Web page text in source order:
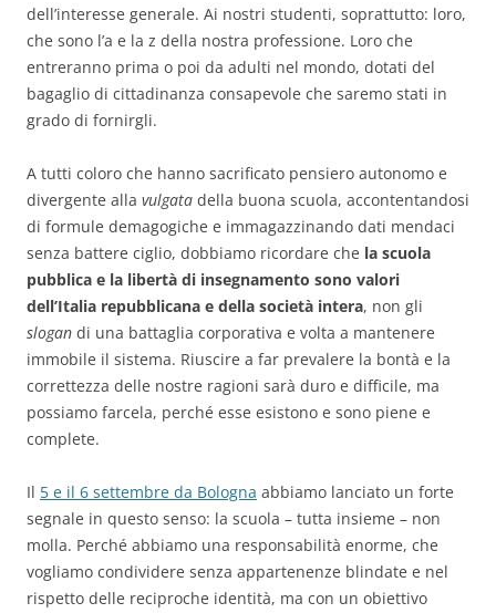
dell’interesse generale. Ai nostri studenti, soprattutto: loro,
che sono l’a e la z della nostra professione. Loro che
entreranno prima o poi da adulti nel mondo, dotati del
bagaglio di cittadinanza consapevole che saremo stati in
grado di fornirgli.
A tutti coloro che hanno sacrificato pensiero autonomo e
divergente alla vulgata della buona scuola, accontentandosi
di formule demagogiche e immagazzinando dati mendaci
senza battere ciglio, dobbiamo ricordare che la scuola
pubblica e la libertà di insegnamento sono valori
dell’Italia repubblicana e della società intera, non gli
slogan di una battaglia corporativa e volta a mantenere
immobile il sistema. Riuscire a far prevalere la bontà e la
correttezza delle nostre ragioni sarà duro e difficile, ma
possiamo farcela, perché esse esistono e sono piene e
complete.
Il 5 e il 6 settembre da Bologna abbiamo lanciato un forte
segnale in questo senso: la scuola – tutta insieme – non
molla. Perché abbiamo una responsabilità enorme, che
vogliamo condividere senza appartenenze blindate e nel
rispetto delle reciproche identità, ma con un obiettivo